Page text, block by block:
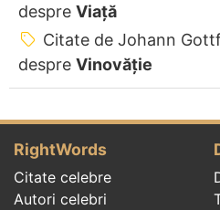
despre Viață
Citate de Johann
despre Vinovăție
RightWords
Citate celebre
Autori celebri